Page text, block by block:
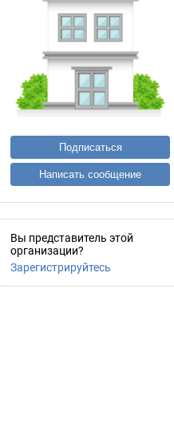
Подписаться
Написать сообщение
Вы представитель этой
организации?
Зарегистрируйтесь